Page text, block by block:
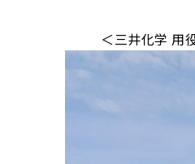
＜三井化学 用